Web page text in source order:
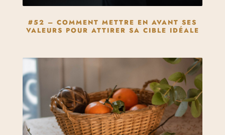
#52 – COMMENT METTRE EN AVANT SES
VALEURS POUR ATTIRER SA CIBLE IDÉALE